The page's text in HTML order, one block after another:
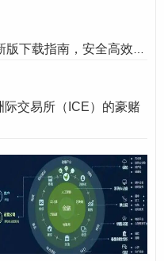
通过合规渠道直接持有
为“比特币从商品向资产
巴克等零售巨头合作，
的应用，试图打通“数字
际交易所（ICE）的豪赌